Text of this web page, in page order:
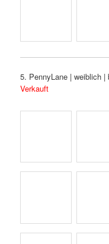
5. PennyLane | weiblich
Verkauft